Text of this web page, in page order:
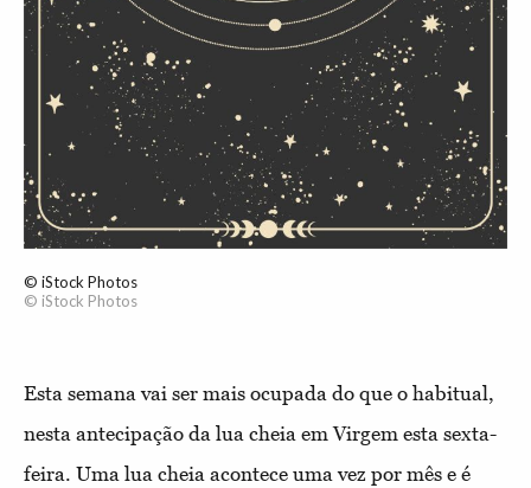
© iStock Photos
© iStock Photos
Esta semana vai ser mais ocupada do que o habitual,
nesta antecipação da lua cheia em Virgem esta sexta-
feira. Uma lua cheia acontece uma vez por mês e é